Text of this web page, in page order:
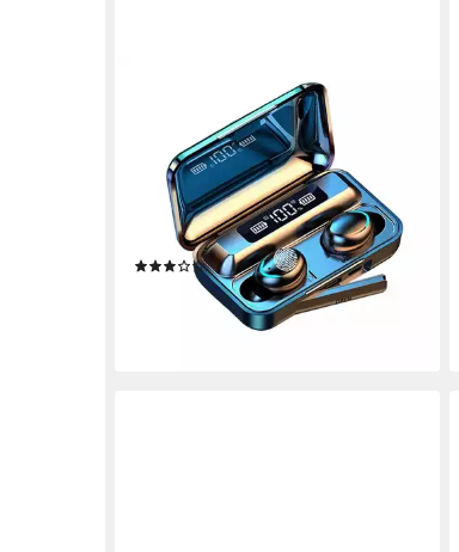
Bluetooth Wireless Kopfhörer
Earbuds In-Ear Touch Control
Bluetooth-Kopfhörer
Verbindung
6 Std. max. Laufzeit
ohrumschließend Sitzart
(27)
UVP15,99 €